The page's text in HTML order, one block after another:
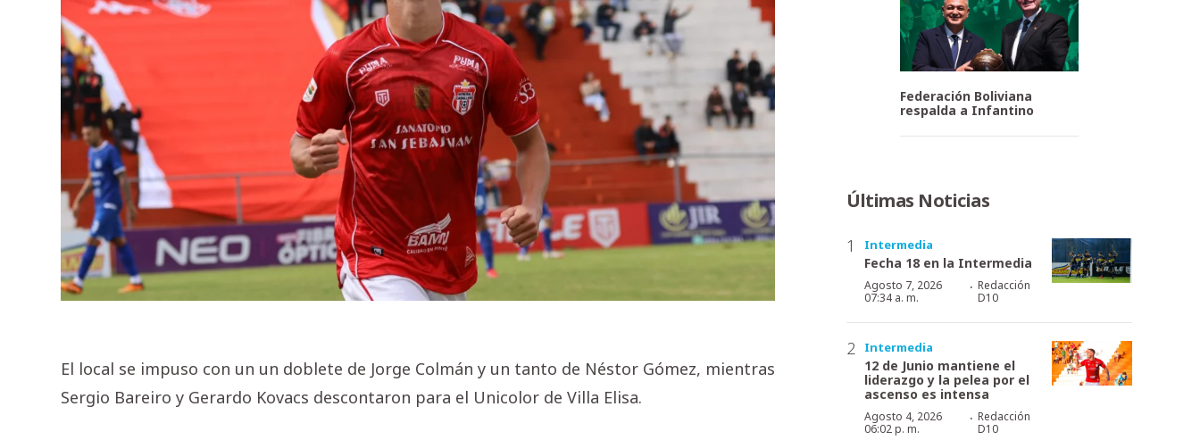
El local se impuso con un un doblete de Jorge Colmán y un tanto de Néstor Gómez, mientras
Sergio Bareiro y Gerardo Kovacs descontaron para el Unicolor de Villa Elisa.
Federación Boliviana
respalda a Infantino
Últimas Noticias
Intermedia
Fecha 18 en la Intermedia
Agosto 7, 2026
07:34 a. m.
· Redacción
D10
Intermedia
12 de Junio mantiene el
liderazgo y la pelea por el
ascenso es intensa
Agosto 4, 2026
06:02 p. m.
· Redacción
D10